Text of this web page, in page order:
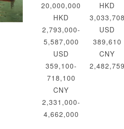
20,000,000
HKD
2,793,000-
5,587,000
USD
359,100-
718,100
CNY
2,331,000-
4,662,000
HKD
USD
389,610
CNY